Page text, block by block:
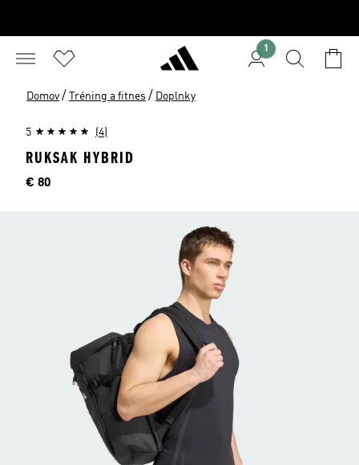
1
Domov / Tréning a fitnes / Doplnky
5 (4)
RUKSAK HYBRID
Cena
€ 80